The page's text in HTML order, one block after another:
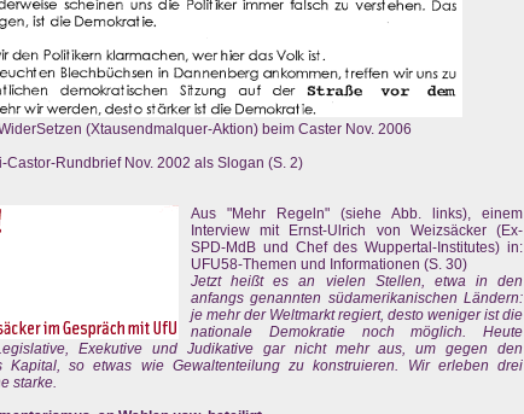
(Xtausendmalquer-Aktion) beim Caster Nov. 2006
Castor-Rundbrief Nov. 2002 als Slogan (S. 2)
Aus "Mehr Regeln" (siehe Abb. links), einem
Interview mit Ernst-Ulrich von Weizsäcker (Ex-
SPD-MdB und Chef des Wuppertal-Institutes) in:
UFU58-Themen und Informationen (S. 30)
Jetzt heißt es an vielen Stellen, etwa in den
anfangs genannten südamerikanischen Ländern:
je mehr der Weltmarkt regiert, desto weniger ist die
nationale Demokratie noch möglich. Heute
Exekutive und Judikative gar nicht mehr aus, um gegen den
Kapital, so etwas wie Gewaltenteilung zu konstruieren. Wir erleben drei
starke.